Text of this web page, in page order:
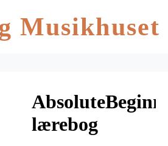
Musikhuset
lærebog